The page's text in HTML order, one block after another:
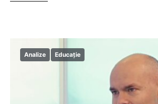
Analize Educație